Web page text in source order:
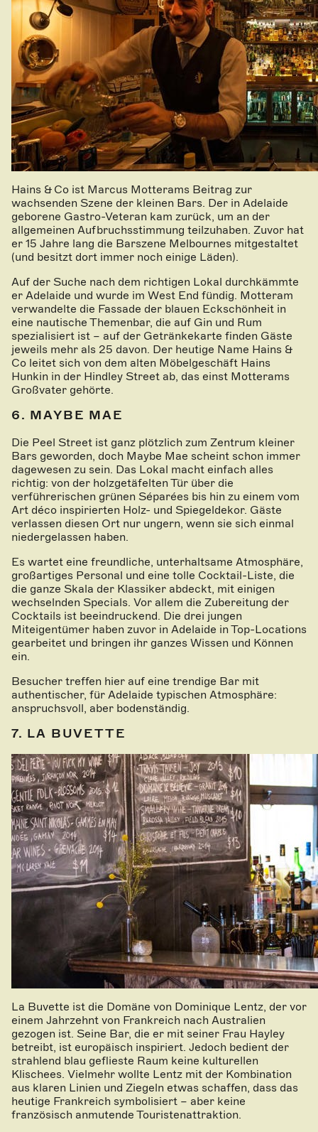
Hains & Co ist Marcus Motterams Beitrag zur
wachsenden Szene der kleinen Bars. Der in Adelaide
geborene Gastro-Veteran kam zurück, um an der
allgemeinen Aufbruchsstimmung teilzuhaben. Zuvor hat
er 15 Jahre lang die Barszene Melbournes mitgestaltet
(und besitzt dort immer noch einige Läden).
Auf der Suche nach dem richtigen Lokal durchkämmte
er Adelaide und wurde im West End fündig. Motteram
verwandelte die Fassade der blauen Eckschönheit in
eine nautische Themenbar, die auf Gin und Rum
spezialisiert ist – auf der Getränkekarte finden Gäste
jeweils mehr als 25 davon. Der heutige Name Hains &
Co leitet sich von dem alten Möbelgeschäft Hains
Hunkin in der Hindley Street ab, das einst Motterams
Großvater gehörte.
6. MAYBE MAE
Die Peel Street ist ganz plötzlich zum Zentrum kleiner
Bars geworden, doch Maybe Mae scheint schon immer
dagewesen zu sein. Das Lokal macht einfach alles
richtig: von der holzgetäfelten Tür über die
verführerischen grünen Séparées bis hin zu einem vom
Art déco inspirierten Holz- und Spiegeldekor. Gäste
verlassen diesen Ort nur ungern, wenn sie sich einmal
niedergelassen haben.
Es wartet eine freundliche, unterhaltsame Atmosphäre,
großartiges Personal und eine tolle Cocktail-Liste, die
die ganze Skala der Klassiker abdeckt, mit einigen
wechselnden Specials. Vor allem die Zubereitung der
Cocktails ist beeindruckend. Die drei jungen
Miteigentümer haben zuvor in Adelaide in Top-Locations
gearbeitet und bringen ihr ganzes Wissen und Können
ein.
Besucher treffen hier auf eine trendige Bar mit
authentischer, für Adelaide typischen Atmosphäre:
anspruchsvoll, aber bodenständig.
7. LA BUVETTE
La Buvette ist die Domäne von Dominique Lentz, der vor
einem Jahrzehnt von Frankreich nach Australien
gezogen ist. Seine Bar, die er mit seiner Frau Hayley
betreibt, ist europäisch inspiriert. Jedoch bedient der
strahlend blau geflieste Raum keine kulturellen
Klischees. Vielmehr wollte Lentz mit der Kombination
aus klaren Linien und Ziegeln etwas schaffen, dass das
heutige Frankreich symbolisiert – aber keine
französisch anmutende Touristenattraktion.